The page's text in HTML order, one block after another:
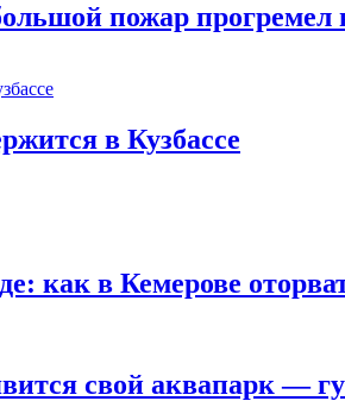
пожар прогремел
в Кузбассе
как в Кемерове
свой аквапарк —